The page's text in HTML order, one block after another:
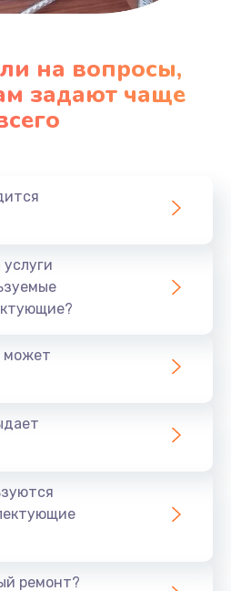
на вопросы,
задают чаще
может
ремонт?